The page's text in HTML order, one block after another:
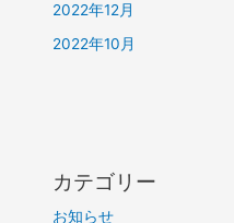
2022年12月
2022年10月
カテゴリー
お知らせ